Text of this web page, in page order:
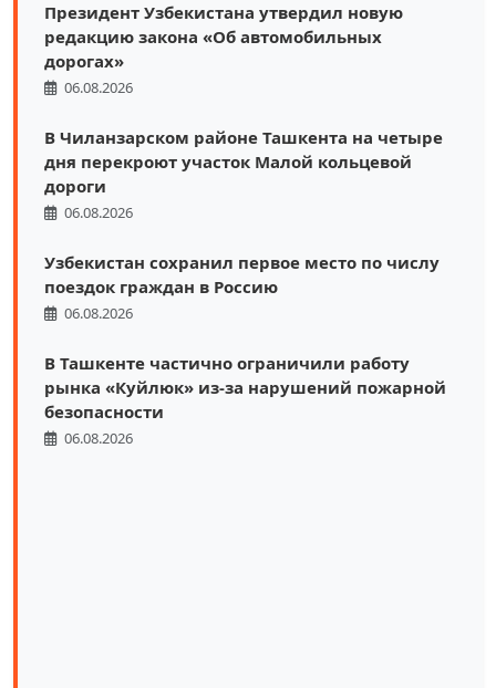
Президент Узбекистана утвердил новую
редакцию закона «Об автомобильных
дорогах»
06.08.2026
В Чиланзарском районе Ташкента на четыре
дня перекроют участок Малой кольцевой
дороги
06.08.2026
Узбекистан сохранил первое место по числу
поездок граждан в Россию
06.08.2026
В Ташкенте частично ограничили работу
рынка «Куйлюк» из-за нарушений пожарной
безопасности
06.08.2026